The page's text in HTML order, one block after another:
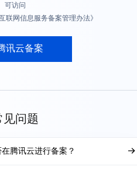
可访问
联网信息服务备案管理办法》
讯云备案
见问题
腾讯云进行备案？